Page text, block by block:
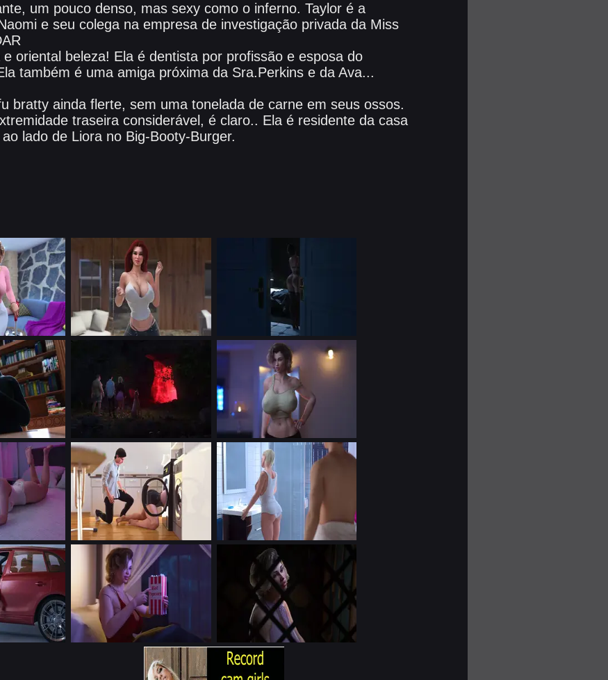
um pouco denso, mas sexy como o inferno. Taylor é a
e seu colega na empresa de investigação privada da Miss
oriental beleza! Ela é dentista por profissão e esposa do
também é uma amiga próxima da Sra.Perkins e da Ava...
bratty ainda flerte, sem uma tonelada de carne em seus ossos.
traseira considerável, é claro.. Ela é residente da casa
lado de Liora no Big-Booty-Burger.